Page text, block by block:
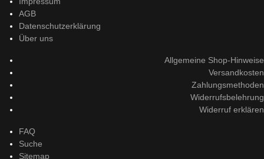
AGB
Datenschutzerklärung
Über uns
Allgemeine Shop-Hinweise
Versandkosten
Zahlungsmethoden
Widerrufsbelehrung
Widerruf erklären
FAQ
Suche
Sitemap